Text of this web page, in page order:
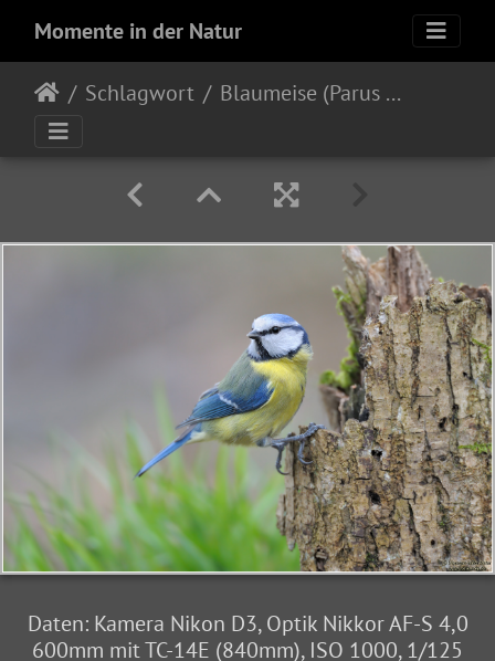
Momente in der Natur
Schlagwort Blaumeise (Parus caeruleus)
Daten: Kamera Nikon D3, Optik Nikkor AF-S 4,0
600mm mit TC-14E (840mm), ISO 1000, 1/125